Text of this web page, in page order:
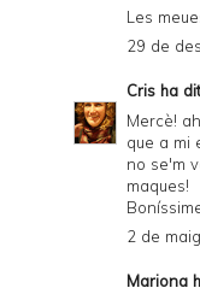
Les
29 de
Cris ha
Mercè!
que a mi
no se'm
maques!
2 de
Mariona